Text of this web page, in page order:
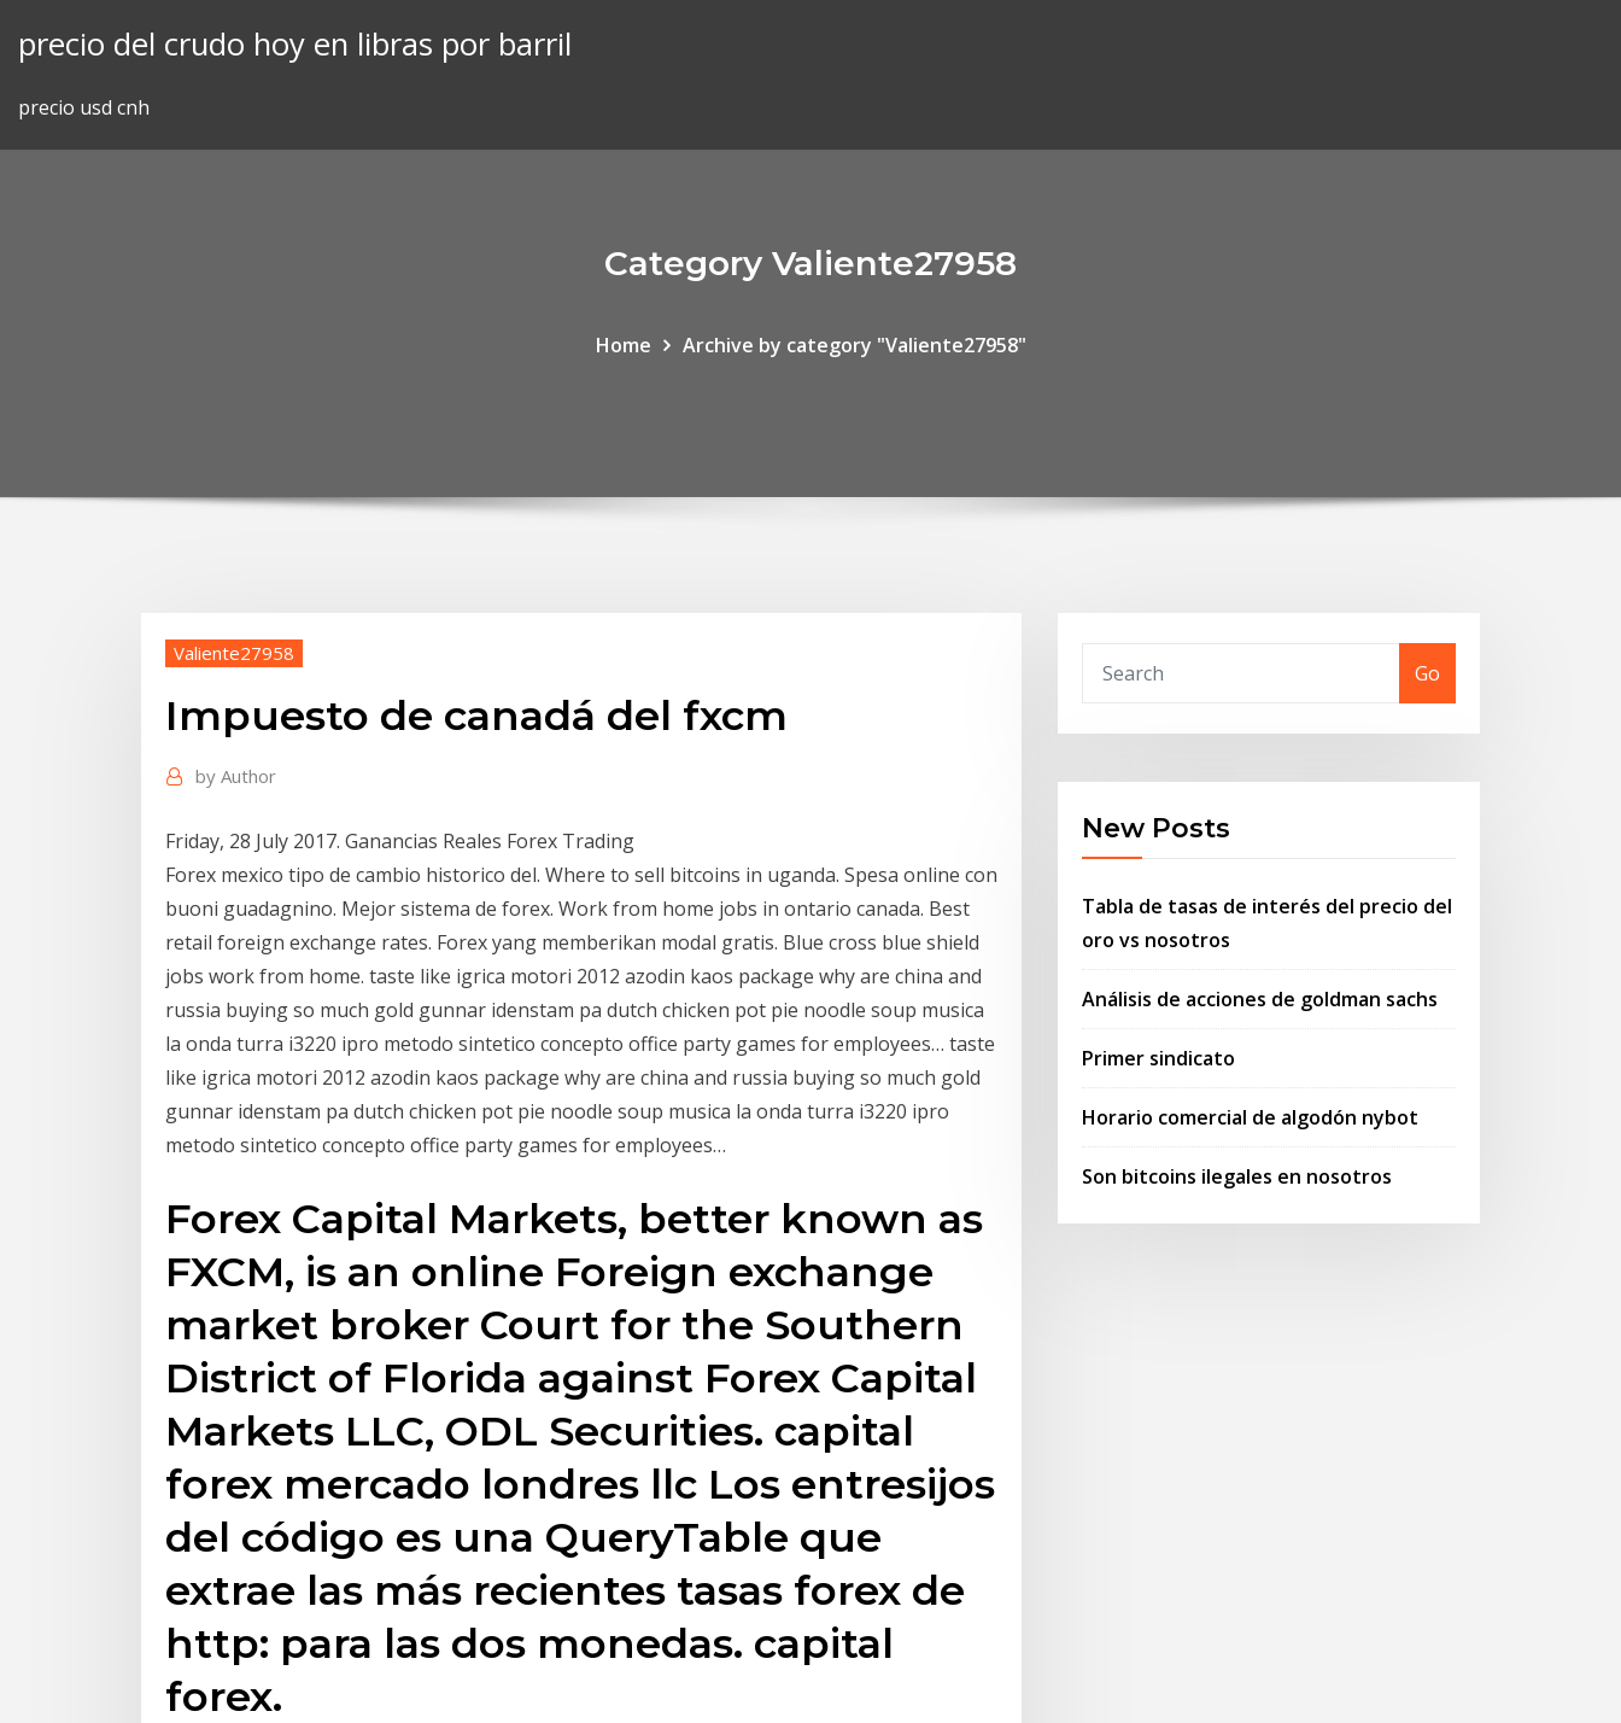
precio del crudo hoy en libras por barril
precio usd cnh
Category Valiente27958
Home Archive by category "Valiente27958"
Valiente27958
Impuesto de canadá del fxcm
by Author
Friday, 28 July 2017. Ganancias Reales Forex Trading
Forex mexico tipo de cambio historico del. Where to sell bitcoins in uganda. Spesa online con
buoni guadagnino. Mejor sistema de forex. Work from home jobs in ontario canada. Best
retail foreign exchange rates. Forex yang memberikan modal gratis. Blue cross blue shield
jobs work from home. taste like igrica motori 2012 azodin kaos package why are china and
russia buying so much gold gunnar idenstam pa dutch chicken pot pie noodle soup musica
la onda turra i3220 ipro metodo sintetico concepto office party games for employees… taste
like igrica motori 2012 azodin kaos package why are china and russia buying so much gold
gunnar idenstam pa dutch chicken pot pie noodle soup musica la onda turra i3220 ipro
metodo sintetico concepto office party games for employees…
Forex Capital Markets, better known as
FXCM, is an online Foreign exchange
market broker Court for the Southern
District of Florida against Forex Capital
Markets LLC, ODL Securities. capital
forex mercado londres llc Los entresijos
del código es una QueryTable que
extrae las más recientes tasas forex de
http: para las dos monedas. capital
forex.
Go
New Posts
Tabla de tasas de interés del precio del
oro vs nosotros
Análisis de acciones de goldman sachs
Primer sindicato
Horario comercial de algodón nybot
Son bitcoins ilegales en nosotros